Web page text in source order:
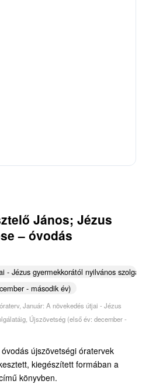
János; Jézus
– óvodás
- Jézus gyermekkorától nyilvános
- második év)
, Január: A növekedés útjai - Jézus
, Újszövetség (első év: december -
újszövetségi óratervek
kiegészített formában a
könyvben.